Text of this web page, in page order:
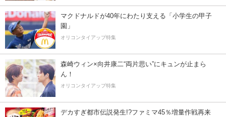
マクドナルドが40年にわたり支える「小学生の甲子
園」
オリコンタイアップ特集
森崎ウィン×向井康二“両片思い”にキュンが止まら
ん！
オリコンタイアップ特集
デカすぎ都市伝説発生!?ファミマ45％増量作戦再来